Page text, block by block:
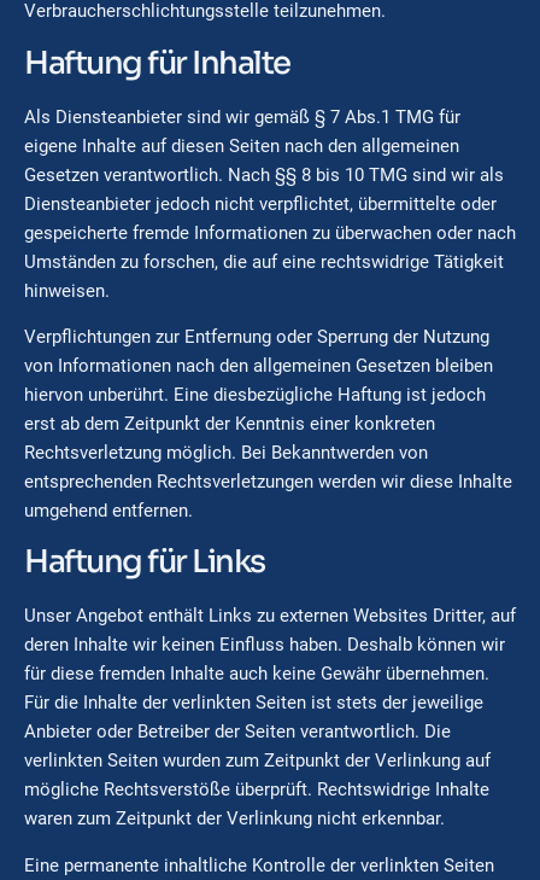
Verbraucherschlichtungsstelle teilzunehmen.
Haftung für Inhalte
Als Diensteanbieter sind wir gemäß § 7 Abs.1 TMG für
eigene Inhalte auf diesen Seiten nach den allgemeinen
Gesetzen verantwortlich. Nach §§ 8 bis 10 TMG sind wir als
Diensteanbieter jedoch nicht verpflichtet, übermittelte oder
gespeicherte fremde Informationen zu überwachen oder nach
Umständen zu forschen, die auf eine rechtswidrige Tätigkeit
hinweisen.
Verpflichtungen zur Entfernung oder Sperrung der Nutzung
von Informationen nach den allgemeinen Gesetzen bleiben
hiervon unberührt. Eine diesbezügliche Haftung ist jedoch
erst ab dem Zeitpunkt der Kenntnis einer konkreten
Rechtsverletzung möglich. Bei Bekanntwerden von
entsprechenden Rechtsverletzungen werden wir diese Inhalte
umgehend entfernen.
Haftung für Links
Unser Angebot enthält Links zu externen Websites Dritter, auf
deren Inhalte wir keinen Einfluss haben. Deshalb können wir
für diese fremden Inhalte auch keine Gewähr übernehmen.
Für die Inhalte der verlinkten Seiten ist stets der jeweilige
Anbieter oder Betreiber der Seiten verantwortlich. Die
verlinkten Seiten wurden zum Zeitpunkt der Verlinkung auf
mögliche Rechtsverstöße überprüft. Rechtswidrige Inhalte
waren zum Zeitpunkt der Verlinkung nicht erkennbar.
Eine permanente inhaltliche Kontrolle der verlinkten Seiten